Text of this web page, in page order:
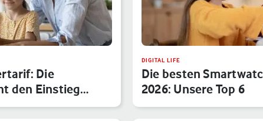
Die
den Einstieg
DIGITAL LIFE
Die besten
2026: Unsere Top 6